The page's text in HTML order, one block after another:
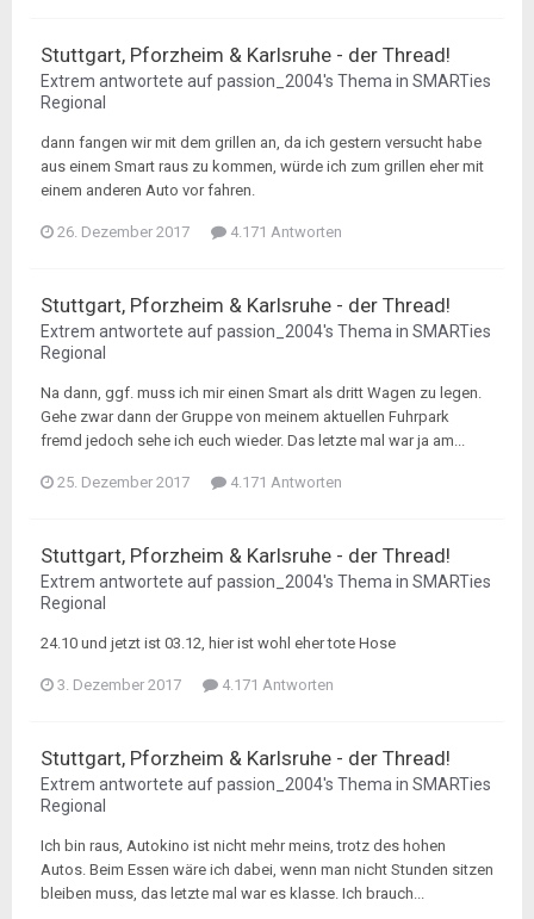
Stuttgart, Pforzheim & Karlsruhe - der Thread!
Extrem antwortete aufpassion_2004's Thema in SMARTies
Regional
dann fangen wir mit dem grillen an, da ich gestern versucht habe
aus einem Smart raus zu kommen, würde ich zum grillen eher mit
einem anderen Auto vor fahren.
26. Dezember 2017 4.171 Antworten
Stuttgart, Pforzheim & Karlsruhe - der Thread!
Extrem antwortete aufpassion_2004's Thema in SMARTies
Regional
Na dann, ggf. muss ich mir einen Smart als dritt Wagen zu legen.
Gehe zwar dann der Gruppe von meinem aktuellen Fuhrpark
fremd jedoch sehe ich euch wieder. Das letzte mal war ja am...
25. Dezember 2017 4.171 Antworten
Stuttgart, Pforzheim & Karlsruhe - der Thread!
Extrem antwortete aufpassion_2004's Thema in SMARTies
Regional
24.10 und jetzt ist 03.12, hier ist wohl eher tote Hose
3. Dezember 2017 4.171 Antworten
Stuttgart, Pforzheim & Karlsruhe - der Thread!
Extrem antwortete aufpassion_2004's Thema in SMARTies
Regional
Ich bin raus, Autokino ist nicht mehr meins, trotz des hohen
Autos. Beim Essen wäre ich dabei, wenn man nicht Stunden sitzen
bleiben muss, das letzte mal war es klasse. Ich brauch...